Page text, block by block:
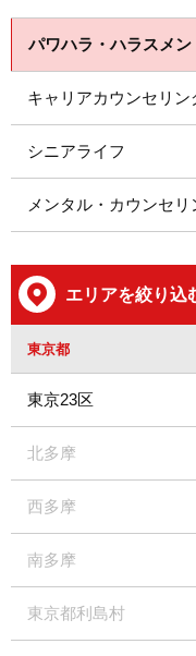
パワハラ・ハラスメン
キャリアカウンセリン
シニアライフ
メンタル・カウンセ
エリアを絞り込
東京都
東京23区
北多摩
西多摩
南多摩
東京都利島村